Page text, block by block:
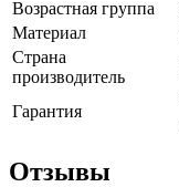
Возрастная группа
Материал
Страна
производитель
Гарантия
Отзывы